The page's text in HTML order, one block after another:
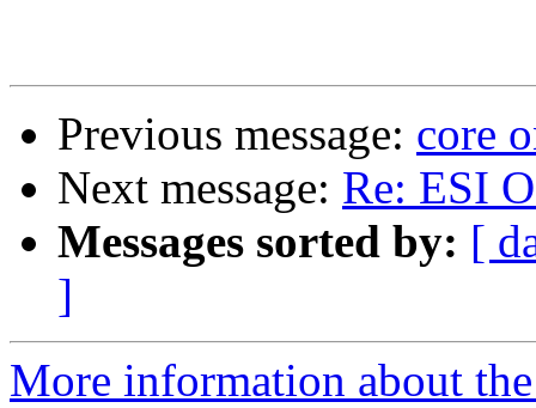
Previous message: core
Next message: Re: ESI
Messages sorted by: [
]
More information about